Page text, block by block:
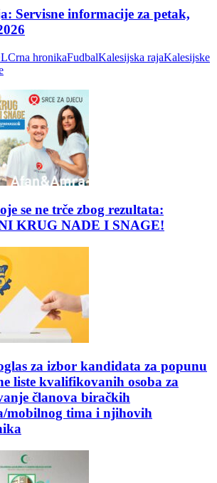
Servisne informacije za petak,
Crna hronikaFudbalKalesijska rajaKalesijske
se ne trče zbog rezultata:
KRUG NADE I SNAGE!
za izbor kandidata za popunu
liste kvalifikovanih osoba za
članova biračkih
mobilnog tima i njihovih